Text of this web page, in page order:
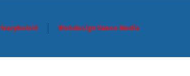
Webdesign Vanoo Media